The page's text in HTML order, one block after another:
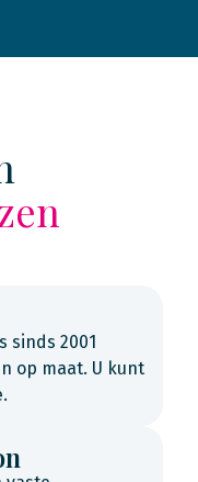
sinds 2001
op maat. U kunt